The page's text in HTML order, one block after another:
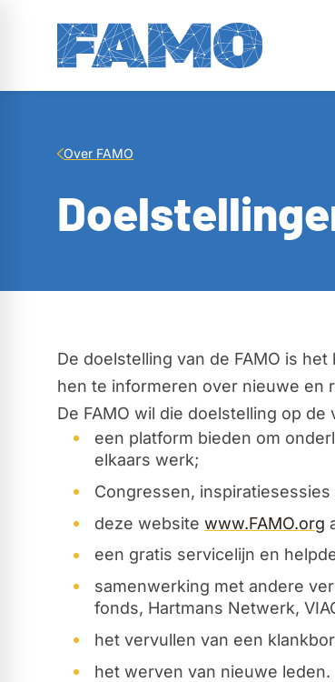
Over FAMO
De doelstelling van de FAMO is
hen te informeren over nieuwe en
De FAMO wil die doelstelling op
een platform bieden om
elkaars werk;
Congressen,
deze websitewww.FAMO.org
een gratis servicelijn en
samenwerking met andere
fonds, Hartmans Netwerk,
het vervullen van een
het werven van nieuwe leden.